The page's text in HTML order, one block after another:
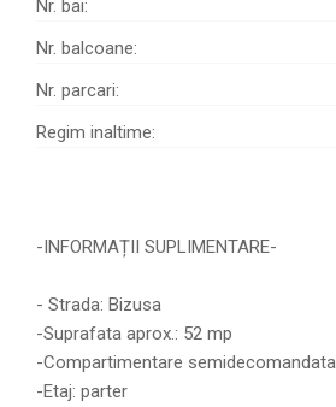
Nr. bai:
Nr. balcoane:
Nr. parcari:
Regim inaltime:
-INFORMAȚII SUPLIMENTARE-
- Strada: Bizusa
-Suprafata aprox.: 52 mp
-Compartimentare semidecomandata
-Etaj: parter